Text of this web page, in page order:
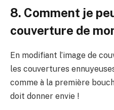
8. Comment je
couverture de
En modifiant l’image de
les couvertures
comme à la première
doit donner envie !